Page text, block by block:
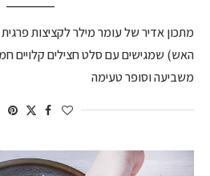
מתכון אדיר של עומר מילר לקציצות
האש) שמגישים עם סלט חצילים קלויים
משביעה וסופר טעימה